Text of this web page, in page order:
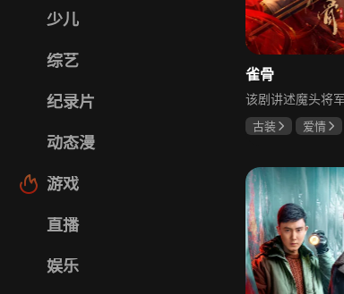
少儿
综艺
纪录片
动态漫
游戏
直播
娱乐
雀骨
古装 爱情